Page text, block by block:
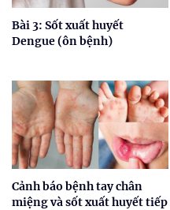
Bài 3: Sốt xuất huyết
Dengue (ôn bệnh)
Cảnh báo bệnh tay chân
miệng và sốt xuất huyết tiếp